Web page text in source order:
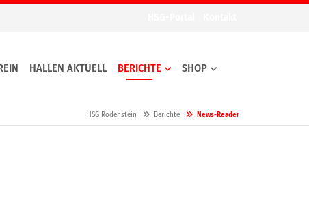
HALLEN AKTUELL BERICHTE SHOP
HSG Rodenstein Berichte News-Reader